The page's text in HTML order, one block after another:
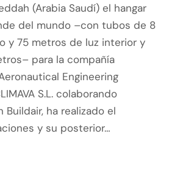
(Arabia Saudí) el hangar
del mundo –con tubos de 8
y 75 metros de luz interior y
para la compañía
Engineering
S.L. colaborando
ha realizado el
y su posterior…